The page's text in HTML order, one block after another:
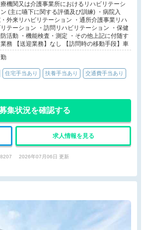
療機関又は介護事業所におけるリハビリテーシ
ン (主に嚥下に関する評価及び訓練) ・病院入
外来リハビリテーション ・通所介護事業リハ
リテーション ・訪問リハビリテーション ・保健
活動 ・機能検査・測定 ・その他上記に付随す
務 【送迎業務】なし 【訪問時の移動手段】車
住宅手当あり 扶養手当あり 交通費手当あり
集状況を確認する
求人情報を見る
2026年07月06日 更新